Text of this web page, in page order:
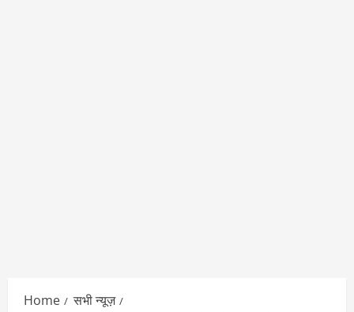
Home
सभी न्यूज़